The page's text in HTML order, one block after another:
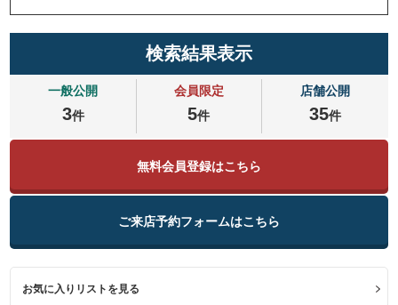
検索結果表示
一般公開
3件
会員限定
5件
店舗公開
35件
無料会員登録はこちら
ご来店予約フォームはこちら
お気に入りリストを見る